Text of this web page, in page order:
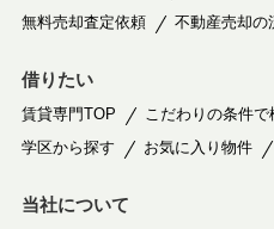
無料売却査定依頼
不動産売却の
借りたい
賃貸専門TOP こだわりの条件で
学区から探す
お気に入り物件
当社について